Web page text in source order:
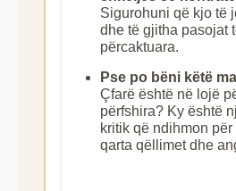
Sigurohuni që kjo të
dhe të gjitha pasojat
përcaktuara.
Pse po bëni këtë
Çfarë është në lojë
përfshira? Ky është
kritik që ndihmon
qarta qëllimet dhe